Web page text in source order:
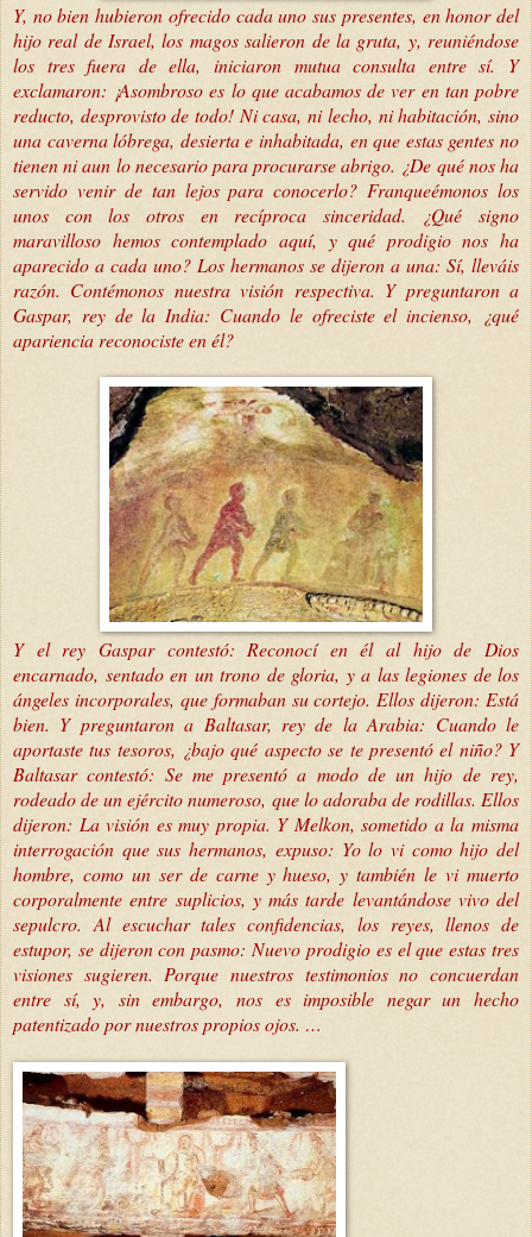
Y, no bien hubieron ofrecido cada uno sus presentes, en honor del
hijo real de Israel, los magos salieron de la gruta, y, reuniéndose
los tres fuera de ella, iniciaron mutua consulta entre sí. Y
exclamaron: ¡Asombroso es lo que acabamos de ver en tan pobre
reducto, desprovisto de todo! Ni casa, ni lecho, ni habitación, sino
una caverna lóbrega, desierta e inhabitada, en que estas gentes no
tienen ni aun lo necesario para procurarse abrigo. ¿De qué nos ha
servido venir de tan lejos para conocerlo? Franqueémonos los
unos con los otros en recíproca sinceridad. ¿Qué signo
maravilloso hemos contemplado aquí, y qué prodigio nos ha
aparecido a cada uno? Los hermanos se dijeron a una: Sí, lleváis
razón. Contémonos nuestra visión respectiva. Y preguntaron a
Gaspar, rey de la India: Cuando le ofreciste el incienso, ¿qué
apariencia reconociste en él?
Y el rey Gaspar contestó: Reconocí en él al hijo de Dios
encarnado, sentado en un trono de gloria, y a las legiones de los
ángeles incorporales, que formaban su cortejo. Ellos dijeron: Está
bien. Y preguntaron a Baltasar, rey de la Arabia: Cuando le
aportaste tus tesoros, ¿bajo qué aspecto se te presentó el niño? Y
Baltasar contestó: Se me presentó a modo de un hijo de rey,
rodeado de un ejército numeroso, que lo adoraba de rodillas. Ellos
dijeron: La visión es muy propia. Y Melkon, sometido a la misma
interrogación que sus hermanos, expuso: Yo lo vi como hijo del
hombre, como un ser de carne y hueso, y también le vi muerto
corporalmente entre suplicios, y más tarde levantándose vivo del
sepulcro. Al escuchar tales confidencias, los reyes, llenos de
estupor, se dijeron con pasmo: Nuevo prodigio es el que estas tres
visiones sugieren. Porque nuestros testimonios no concuerdan
entre sí, y, sin embargo, nos es imposible negar un hecho
patentizado por nuestros propios ojos. …